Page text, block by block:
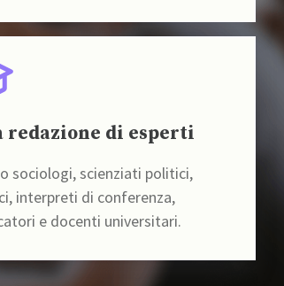
redazione di esperti
sociologi, scienziati politici,
interpreti di conferenza,
e docenti universitari.